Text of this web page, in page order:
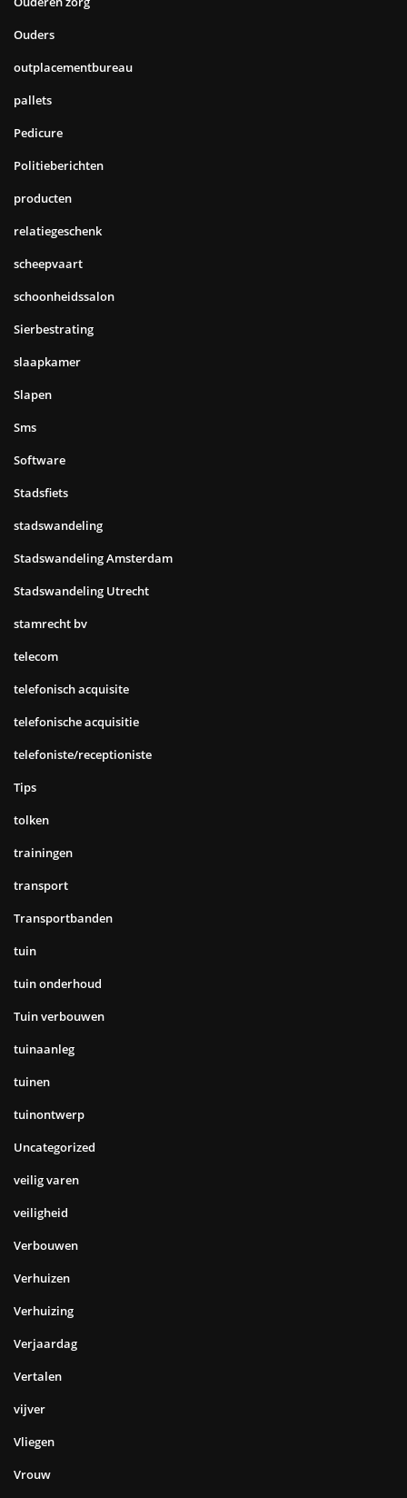
Ouders
outplacementbureau
pallets
Pedicure
Politieberichten
producten
relatiegeschenk
scheepvaart
schoonheidssalon
Sierbestrating
slaapkamer
Slapen
Sms
Software
Stadsfiets
stadswandeling
Stadswandeling Amsterdam
Stadswandeling Utrecht
stamrecht bv
telecom
telefonisch acquisite
telefonische acquisitie
telefoniste/receptioniste
Tips
tolken
trainingen
transport
Transportbanden
tuin
tuin onderhoud
Tuin verbouwen
tuinaanleg
tuinen
tuinontwerp
Uncategorized
veilig varen
veiligheid
Verbouwen
Verhuizen
Verhuizing
Verjaardag
Vertalen
vijver
Vliegen
Vrouw